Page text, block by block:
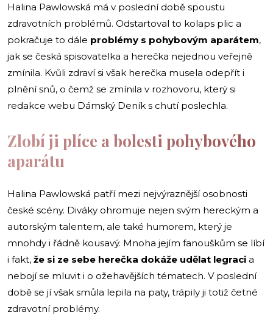
Halina Pawlowská má v poslední době spoustu
zdravotních problémů. Odstartoval to kolaps plic a
pokračuje to dále problémy s pohybovým aparátem,
jak se česká spisovatelka a herečka nejednou veřejně
zmínila. Kvůli zdraví si však herečka musela odepřít i
plnění snů, o čemž se zmínila v rozhovoru, který si
redakce webu Dámský Deník s chutí poslechla.
Zlobí ji plíce a bolesti pohybového
aparátu
Halina Pawlowská patří mezi nejvýraznější osobnosti
české scény. Diváky ohromuje nejen svým hereckým a
autorským talentem, ale také humorem, který je
mnohdy i řádně kousavý. Mnoha jejím fanouškům se líbí
i fakt, že si ze sebe herečka dokáže udělat legraci a
nebojí se mluvit i o ožehavějších tématech. V poslední
době se jí však smůla lepila na paty, trápily ji totiž četné
zdravotní problémy.